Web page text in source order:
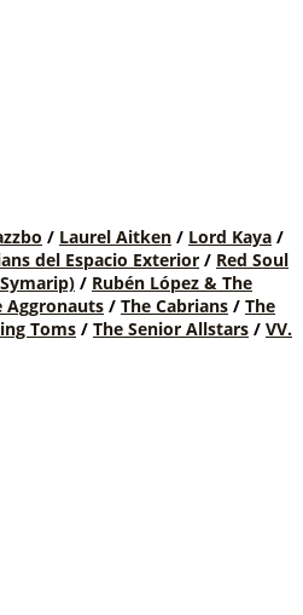
/ Laurel Aitken / Lord Kaya /
del Espacio Exterior / Red Soul
/ Rubén López & The
Aggronauts / The Cabrians / The
Toms / The Senior Allstars / VV.